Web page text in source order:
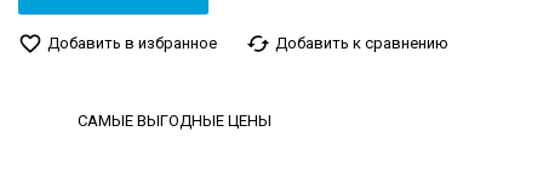
favorite_border Добавить в избранное cached Добавить к сравнению
САМЫЕ ВЫГОДНЫЕ ЦЕНЫ